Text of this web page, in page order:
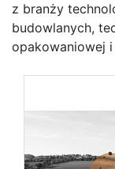
z branży
budowlanych,
opakowaniowej